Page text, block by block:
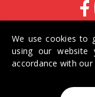
© 2026
We use cookies to
using our
accordance with our